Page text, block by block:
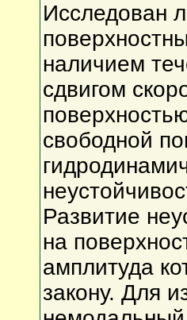
Исследован
наличием
сдвигом
свободной
Развитие
на
амплитуда
закону. Для